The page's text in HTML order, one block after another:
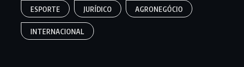
ESPORTE JURÍDICO AGRONEGÓCIO
INTERNACIONAL